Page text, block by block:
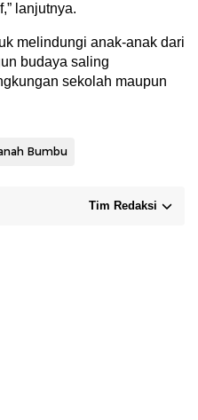
lanjutnya.
melindungi anak-anak dari
budaya saling
sekolah maupun
Bumbu
Tim Redaksi